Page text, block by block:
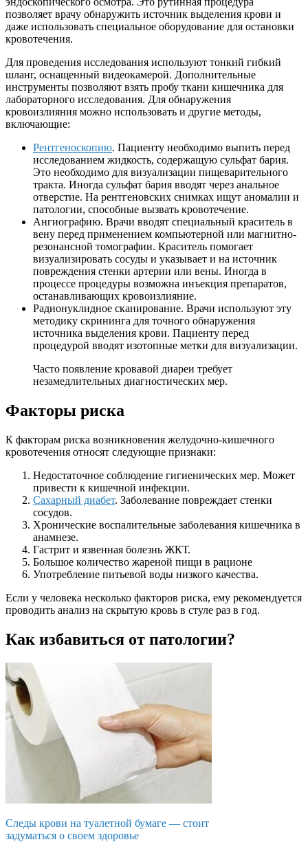
позволяет врачу обнаружить источник выделения крови и
даже использовать специальное оборудование для остановки
кровотечения.
Для проведения исследования используют тонкий гибкий
шланг, оснащенный видеокамерой. Дополнительные
инструменты позволяют взять пробу ткани кишечника для
лабораторного исследования. Для обнаружения
кровоизлияния можно использовать и другие методы,
включающие:
Рентгеноскопию. Пациенту необходимо выпить перед
исследованием жидкость, содержащую сульфат бария.
Это необходимо для визуализации пищеварительного
тракта. Иногда сульфат бария вводят через анальное
отверстие. На рентгеновских снимках ищут аномалии и
патологии, способные вызвать кровотечение.
Ангиографию. Врачи вводят специальный краситель в
вену перед применением компьютерной или магнитно-
резонансной томографии. Краситель помогает
визуализировать сосуды и указывает и на источник
повреждения стенки артерии или вены. Иногда в
процессе процедуры возможна инъекция препаратов,
останавливающих кровоизлияние.
Радионуклидное сканирование. Врачи используют эту
методику скрининга для точного обнаружения
источника выделения крови. Пациенту перед
процедурой вводят изотопные метки для визуализации.
Часто появление кровавой диареи требует
незамедлительных диагностических мер.
Факторы риска
К факторам риска возникновения желудочно-кишечного
кровотечения относят следующие признаки:
Недостаточное соблюдение гигиенических мер. Может
привести к кишечной инфекции.
Сахарный диабет. Заболевание повреждает стенки
сосудов.
Хронические воспалительные заболевания кишечника в
анамнезе.
Гастрит и язвенная болезнь ЖКТ.
Большое количество жареной пищи в рационе
Употребление питьевой воды низкого качества.
Если у человека несколько факторов риска, ему рекомендуется
проводить анализ на скрытую кровь в стуле раз в год.
Как избавиться от патологии?
Следы крови на туалетной бумаге — стоит
задуматься о своем здоровье